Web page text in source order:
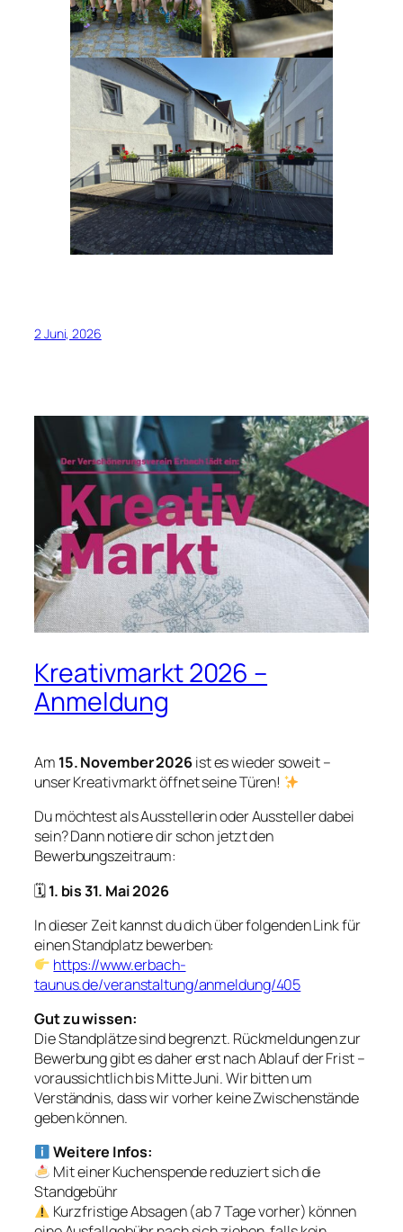
2 Juni, 2026
Kreativmarkt 2026 –
Anmeldung
Am 15. November 2026ist es wieder soweit –
unser Kreativmarkt öffnet seine Türen!
Du möchtest als Ausstellerin oder Aussteller dabei
sein? Dann notiere dir schon jetzt den
Bewerbungszeitraum:
🗓1. bis 31. Mai 2026
In dieser Zeit kannst du dich über folgenden Link für
einen Standplatz bewerben:
https://www.erbach-
taunus.de/veranstaltung/anmeldung/405
Gut zu wissen:
Die Standplätze sind begrenzt. Rückmeldungen zur
Bewerbung gibt es daher erst nach Ablauf der Frist –
voraussichtlich bis Mitte Juni. Wir bitten um
Verständnis, dass wir vorher keine Zwischenstände
geben können.
Weitere Infos:
Mit einer Kuchenspende reduziert sich die
Standgebühr
Kurzfristige Absagen (ab 7 Tage vorher) können